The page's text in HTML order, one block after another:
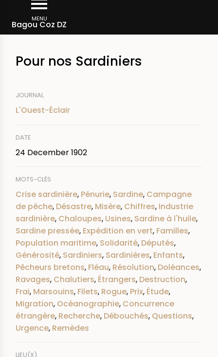
main
MENU
Bagou Coz DZ
Breadcrumb
Pour nos Sardiniers
JOURNAL
L'Ouest-Éclair
DATE
24 December 1902
MOTS-CLÉS
Crise sardinière, Pénurie, Sardine, Campagne
de pêche, Désastre, Misère, Chiffres, Industrie
sardinière, Chaloupes, Usines, Sardine à l'huile,
Sardine pressée, Expédition en vert, Familles,
Population maritime, Solidarité, Députés,
Générosité, Sardiniers, Sardinières, Enfants,
Pêcheurs bretons, Fléau, Résolution, Doléances,
Ravages, Chalutiers, Étrangers, Destruction,
Frai, Marsouins, Filets, Rogue, Prix, Étude,
Migration, Océanographie, Concurrence
étrangère, Recherche, Débouchés, Questions,
Urgence, Remèdes
LIEU(X)